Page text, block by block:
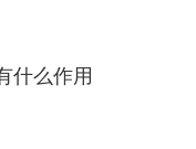
什么作用